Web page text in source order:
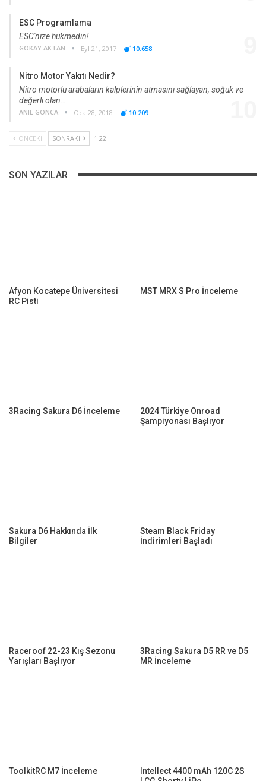
ESC Programlama
ESC'nize hükmedin!
GÖKAY AKTAN Eyl 21, 2017 10.658
Nitro Motor Yakıtı Nedir?
Nitro motorlu arabaların kalplerinin atmasını sağlayan, soğuk ve
değerli olan…
ANIL GONCA Oca 28, 2018 10.209
ÖNCEKI SONRAKI 1 22
SON YAZILAR
Afyon Kocatepe Üniversitesi
RC Pisti
MST MRX S Pro İnceleme
3Racing Sakura D6 İnceleme
2024 Türkiye Onroad
Şampiyonası Başlıyor
Sakura D6 Hakkında İlk
Bilgiler
Steam Black Friday
İndirimleri Başladı
Raceroof 22-23 Kış Sezonu
Yarışları Başlıyor
3Racing Sakura D5 RR ve D5
MR İnceleme
ToolkitRC M7 İnceleme
Intellect 4400 mAh 120C 2S